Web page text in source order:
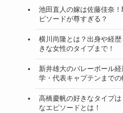
池田直人の嫁は佐藤佳奈
ピソードが尊すぎる？
横川尚隆とは？出身や経
きな女性のタイプまで！
新井雄大のバレーボール
学・代表キャプテンまで
高橋慶帆の好きなタイプ
なエピソードとは！